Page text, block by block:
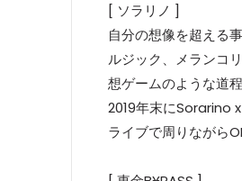
[ ソラリノ ]
自分の想像を超える
ルジック、メランコ
想ゲームのような道
2019年末にSorarino
ライブで周りながら